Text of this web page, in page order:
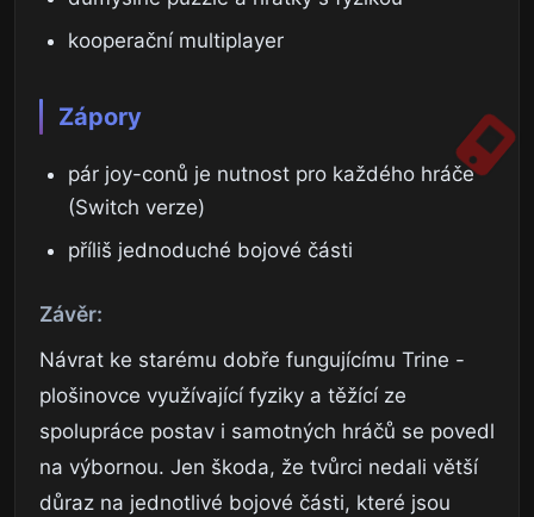
kooperační multiplayer
Zápory
pár joy-conů je nutnost pro každého hráče
(Switch verze)
příliš jednoduché bojové části
Závěr:
Návrat ke starému dobře fungujícímu Trine -
plošinovce využívající fyziky a těžící ze
spolupráce postav i samotných hráčů se povedl
na výbornou. Jen škoda, že tvůrci nedali větší
důraz na jednotlivé bojové části, které jsou